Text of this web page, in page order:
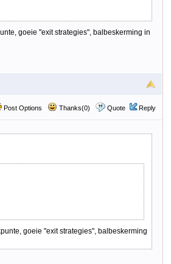
goeie "exit strategies", balbeskerming in
Post Options Thanks(0) Quote Reply
goeie "exit strategies", balbeskerming